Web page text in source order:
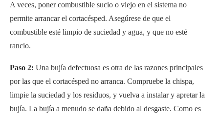
A veces, poner combustible sucio o viejo en el sistema no
permite arrancar el cortacésped. Asegúrese de que el
combustible esté limpio de suciedad y agua, y que no esté
rancio.
Paso 2: Una bujía defectuosa es otra de las razones principales
por las que el cortacésped no arranca. Compruebe la chispa,
limpie la suciedad y los residuos, y vuelva a instalar y apretar la
bujía. La bujía a menudo se daña debido al desgaste. Como es